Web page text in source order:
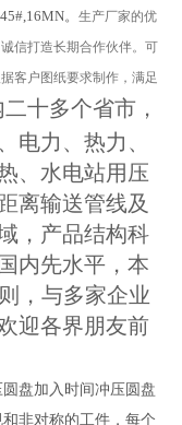
。 生产厂家的优
信打造长期合作伙伴。可
客户图纸要求制作，满足
十多个省市，
电力、热力、
、水电站用压
离输送管线及
，产品结构科
内先水平，本
，与多家企业
迎各界朋友前
盘加入时间冲压圆盘
非对称的工件，每个